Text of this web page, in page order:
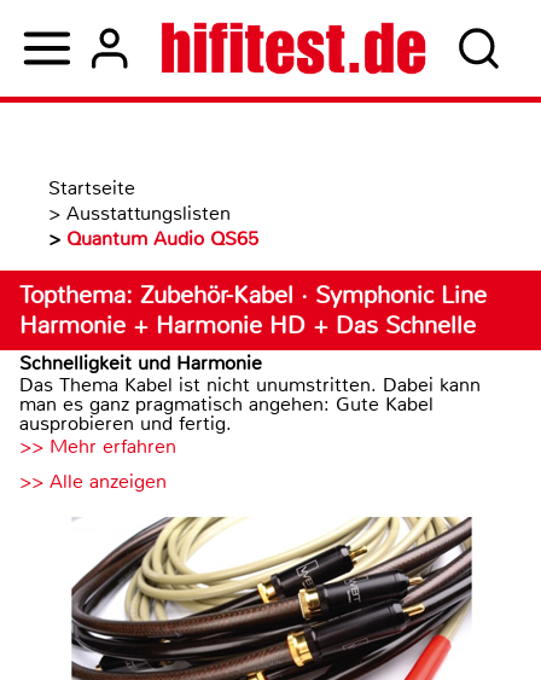
Startseite
> Ausstattungslisten
> Quantum Audio QS65
Topthema: Zubehör-Kabel · Symphonic Line
Harmonie + Harmonie HD + Das Schnelle
Schnelligkeit und Harmonie
Das Thema Kabel ist nicht unumstritten. Dabei kann
man es ganz pragmatisch angehen: Gute Kabel
ausprobieren und fertig.
>> Mehr erfahren
>> Alle anzeigen